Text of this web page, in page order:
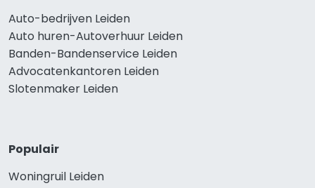
Auto-bedrijven Leiden
Auto huren-Autoverhuur Leiden
Banden-Bandenservice Leiden
Advocatenkantoren Leiden
Slotenmaker Leiden
Populair
Woningruil Leiden